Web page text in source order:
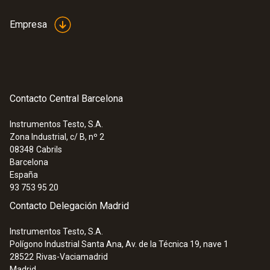
Empresa
Contacto Central Barcelona
Instrumentos Testo, S.A.
Zona Industrial, c/ B, nº 2
08348 Cabrils
Barcelona
España
93 753 95 20
Contacto Delegación Madrid
Instrumentos Testo, S.A.
Polígono Industrial Santa Ana, Av. de la Técnica 19, nave 1
28522 Rivas-Vaciamadrid